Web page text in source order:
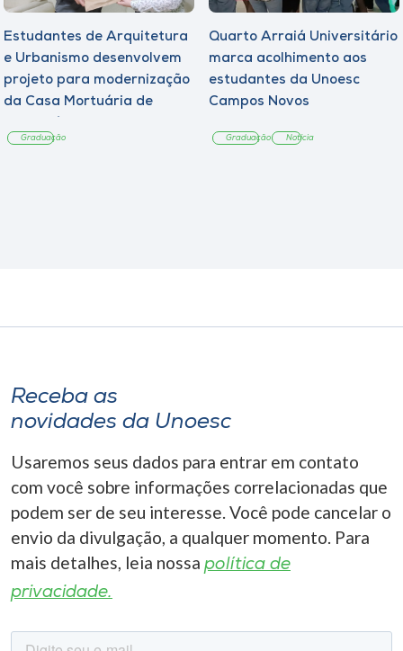
Estudantes de Arquitetura
e Urbanismo desenvolvem
projeto para modernização
da Casa Mortuária de
Graduação
Quarto Arraiá Universitário
marca acolhimento aos
estudantes da Unoesc
Campos Novos
Graduação Notícia
Receba as
novidades da Unoesc
Usaremos seus dados para entrar em contato
com você sobre informações correlacionadas que
podem ser de seu interesse. Você pode cancelar o
envio da divulgação, a qualquer momento. Para
mais detalhes, leia nossa política de
privacidade.